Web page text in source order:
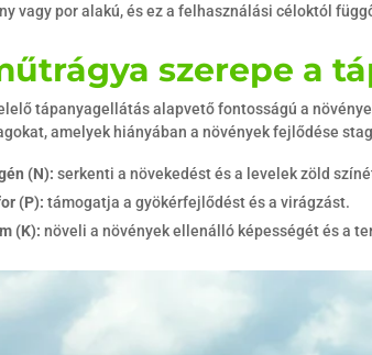
vagy por alakú, és ez a felhasználási céloktól
szerepe a
tápanyagellátás alapvető fontosságú a
amelyek hiányában a növények fejlődése
(N): serkenti a növekedést és a levelek zöld
(P): támogatja a gyökérfejlődést és a virágzást.
(K): növeli a növények ellenálló képességét és a